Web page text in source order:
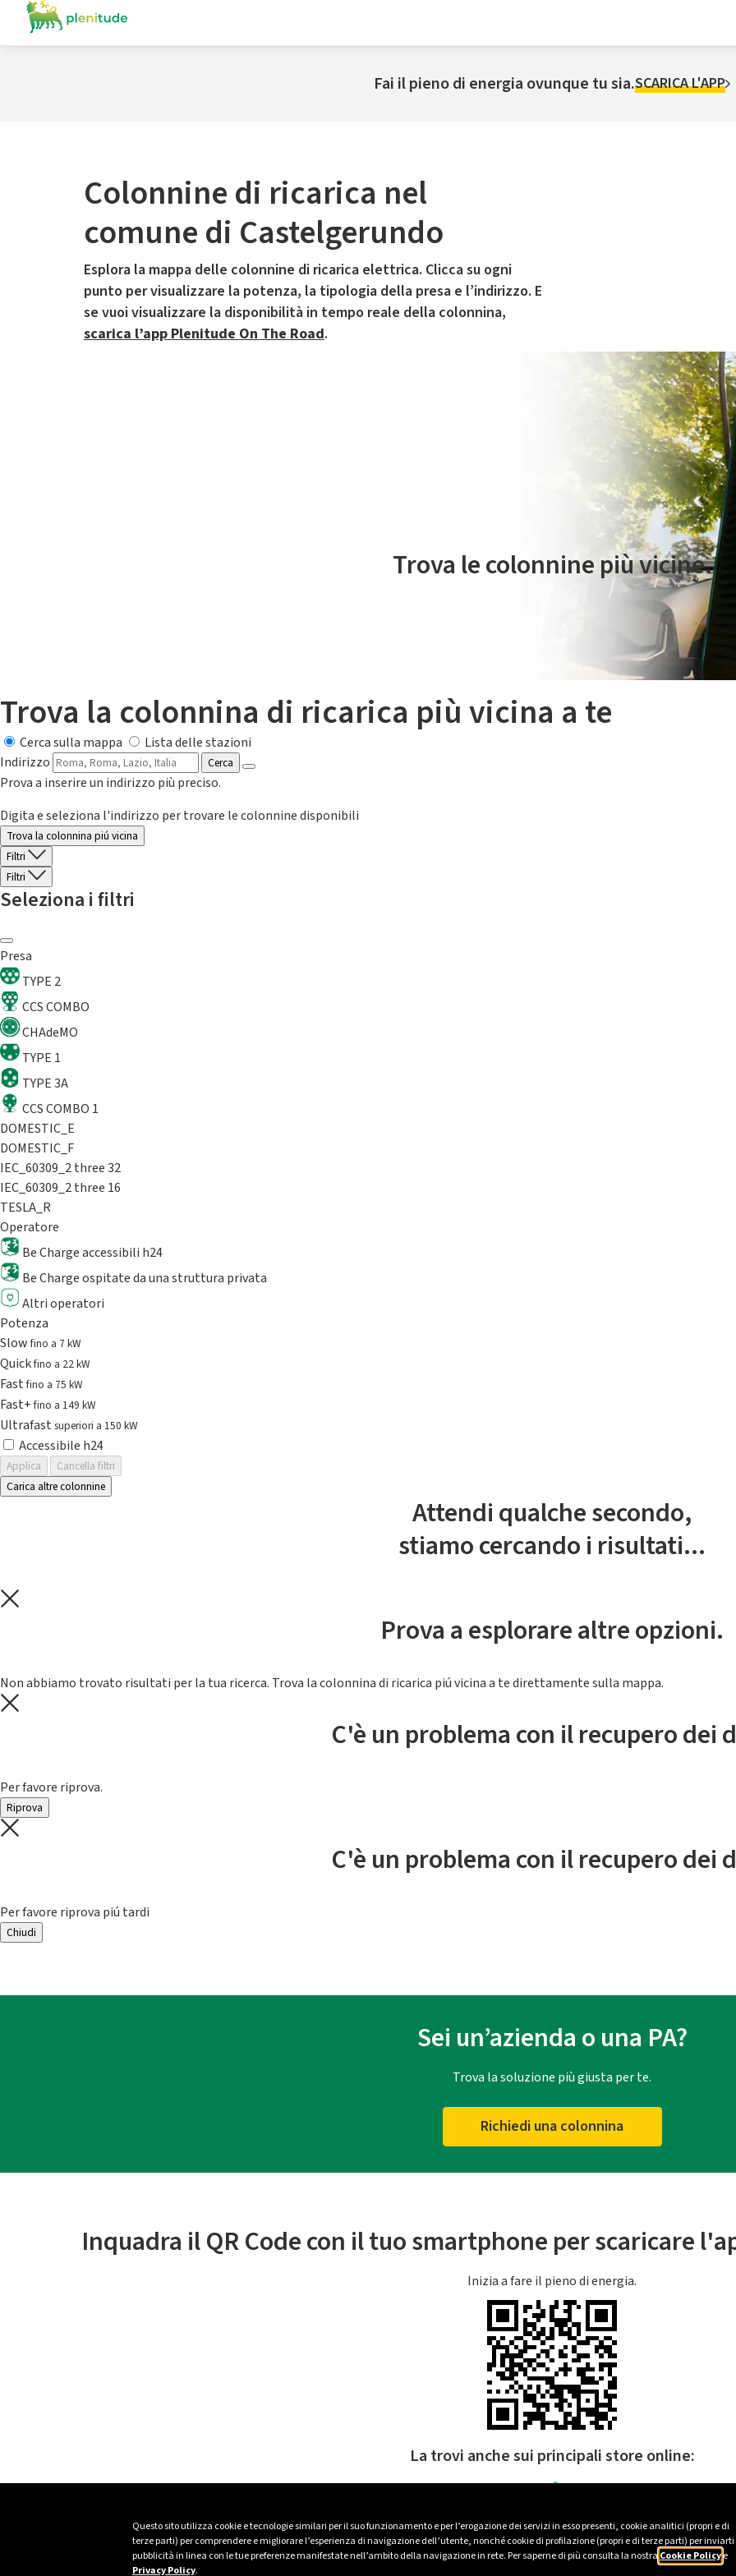
Questo sito utilizza cookie e tecnologie similari per il suo funzionamento e per l’erogazione dei servizi in esso presenti, cookie analitici (propri e di
terze parti) per comprendere e migliorare l’esperienza di navigazione dell’utente, nonché cookie di profilazione (propri e di terze parti) per inviarti
pubblicità in linea con le tue preferenze manifestate nell’ambito della navigazione in rete. Per saperne di più consulta la nostra Cookie Policye
Privacy Policy.
Fai il pieno di energia ovunque tu sia.SCARICA L'APP
Colonnine di ricarica nel
comune di Castelgerundo
Esplora la mappa delle colonnine di ricarica elettrica. Clicca su ogni
punto per visualizzare la potenza, la tipologia della presa e l’indirizzo. E
se vuoi visualizzare la disponibilità in tempo reale della colonnina,
scarica l’app Plenitude On The Road.
Il servizio di mobilità elettrica è gestito da Plenitude On The Road
Trova le colonnine più vicine.
Trova la colonnina di ricarica più vicina a te
Cerca sulla mappa
Lista delle stazioni
Indirizzo
Cerca
Prova a inserire un indirizzo più preciso.
Digita e seleziona l'indirizzo per trovare le colonnine disponibili
Trova la colonnina piú vicina
Filtri
Filtri
Seleziona i filtri
Presa
TYPE 2
CCS COMBO
CHAdeMO
TYPE 1
TYPE 3A
CCS COMBO 1
DOMESTIC_E
DOMESTIC_F
IEC_60309_2 three 32
IEC_60309_2 three 16
TESLA_R
Operatore
Be Charge accessibili h24
Be Charge ospitate da una struttura privata
Altri operatori
Potenza
Slowfino a 7 kW
Quickfino a 22 kW
Fastfino a 75 kW
Fast+fino a 149 kW
Ultrafast superiori a 150 kW
Accessibile h24
Applica
Cancella filtri
Carica altre colonnine
Attendi qualche secondo,
stiamo cercando i risultati...
Prova a esplorare altre opzioni.
Non abbiamo trovato risultati per la tua ricerca. Trova la colonnina di ricarica piú vicina a te direttamente sulla mappa.
C'è un problema con il recupero dei
Per favore riprova.
Riprova
C'è un problema con il recupero dei
Per favore riprova piú tardi
Chiudi
Sei un’azienda o una PA?
Trova la soluzione più giusta per te.
Richiedi una colonnina
Inquadra il QR Code con il tuo smartphone per scaricare
Inizia a fare il pieno di energia.
La trovi anche sui principali store online: